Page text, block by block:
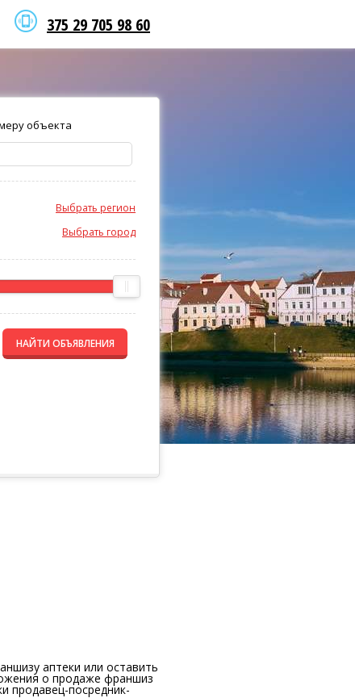
375 29 705 98 60
объекта
Выбрать регион
Выбрать город
НАЙТИ ОБЪЯВЛЕНИЯ
аптеки или оставить
о продаже франшиз
продавец-посредник-